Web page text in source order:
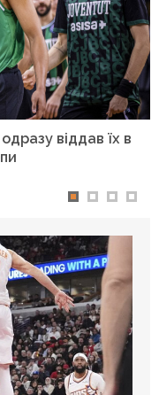
віддав їх в